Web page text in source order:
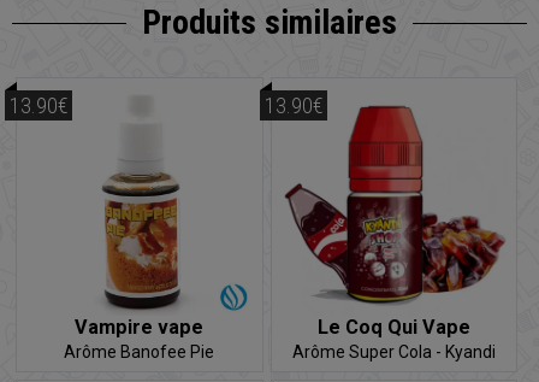
Produits similaires
Vampire vape
Arôme Banofee Pie
13.90€
Le Coq Qui Vape
Arôme Super Cola - Kyandi
13.90€